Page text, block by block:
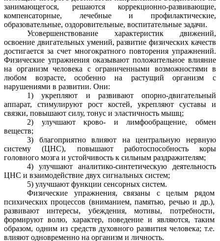
занимающегося, решаются коррекционно-развивающие,
компенсаторные, лечебные и профилактические,
образовательные, оздоровительные, воспитательные задачи.
Усовершенствование характеристик движений,
освоение двигательных умений, развитие физических качеств
достигается за счет многократного повторения упражнений.
Физические упражнения оказывают положительное влияние
на организм человека с ограниченными возможностями в
любом возрасте, особенно на растущий организм с
нарушениями в развитии. Они:
1) укрепляют и развивают опорно-двигательный
аппарат, стимулируют рост костей, укрепляют суставы и
связки, повышают силу, тонус и эластичность мышц;
2) улучшают крово- и лимфообращение, обмен
веществ;
3) благоприятно влияют на центральную нервную
систему (ЦНС), повышают работоспособность коры
головного мозга и устойчивость к сильным раздражителям;
4) улучшают аналитико-синтетическую деятельность
ЦНС и взаимодействие двух сигнальных систем;
5) улучшают функции сенсорных систем.
Физические упражнения, связаны с целым рядом
психических процессов (вниманием, памятью, речью и др.),
развивают интересы, убеждения, мотивы, потребности,
формируют волю, характер, поведение и являются, таким
образом, одним из средств духовного развития человека; т.е.
влияют одновременно на организм и личность.